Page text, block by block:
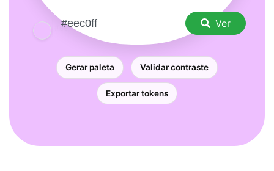
Ver
Gerar paleta Validar contraste
Exportar tokens